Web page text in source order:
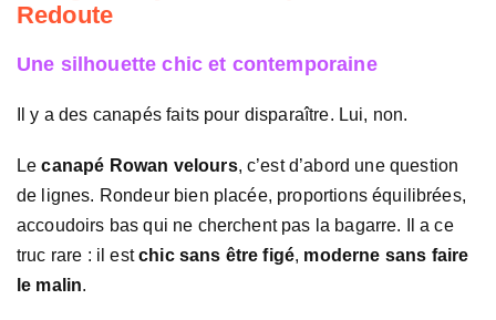
Redoute
Une silhouette chic et contemporaine
Il y a des canapés faits pour disparaître. Lui, non.
Lecanapé Rowan velours, c’est d’abord une question
de lignes. Rondeur bien placée, proportions équilibrées,
accoudoirs bas qui ne cherchent pas la bagarre. Il a ce
truc rare : il estchic sans être figé, moderne sans faire
le malin.